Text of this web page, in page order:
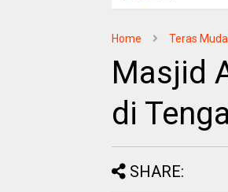
Home Teras
Masjid
di
SHARE: